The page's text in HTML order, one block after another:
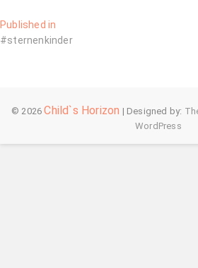
Beitragsnavigation
Published in
#sternenkinder
© 2026Child`s Horizon | Designed by:
WordPress